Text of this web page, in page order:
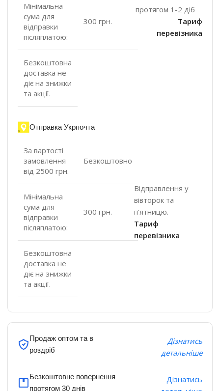
Мінімальна
сума для
відправки
післяплатою:
300 грн.
Безкоштовна
доставка не
діє на знижки
та акції.
протягом 1-2 діб
Тариф
перевізника
Отправка Укрпочта
За вартості
замовлення
від 2500 грн.
Безкоштовно
Мінімальна
сума для
відправки
післяплатою:
300 грн.
Безкоштовна
доставка не
діє на знижки
та акції.
Відправлення у
вівторок та
п'ятницю.
Тариф
перевізника
Продаж оптом та в
роздріб
Дізнатись
детальніше
Безкоштовне повернення
протягом 30 днів
Дізнатись